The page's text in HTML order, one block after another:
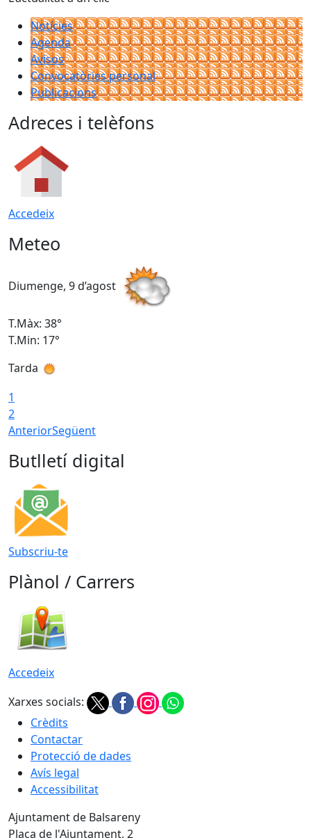
Notícies
Agenda
Avisos
Convocatòries personal
Publicacions
Adreces i telèfons
Accedeix
Meteo
Diumenge, 9 d’agost
T.Màx: 38°
T.Min: 17°
Tarda
1
2
AnteriorSegüent
Butlletí digital
Subscriu-te
Plànol / Carrers
Accedeix
Xarxes socials:
Crèdits
Contactar
Protecció de dades
Avís legal
Accessibilitat
Ajuntament de Balsareny
Plaça de l'Ajuntament, 2